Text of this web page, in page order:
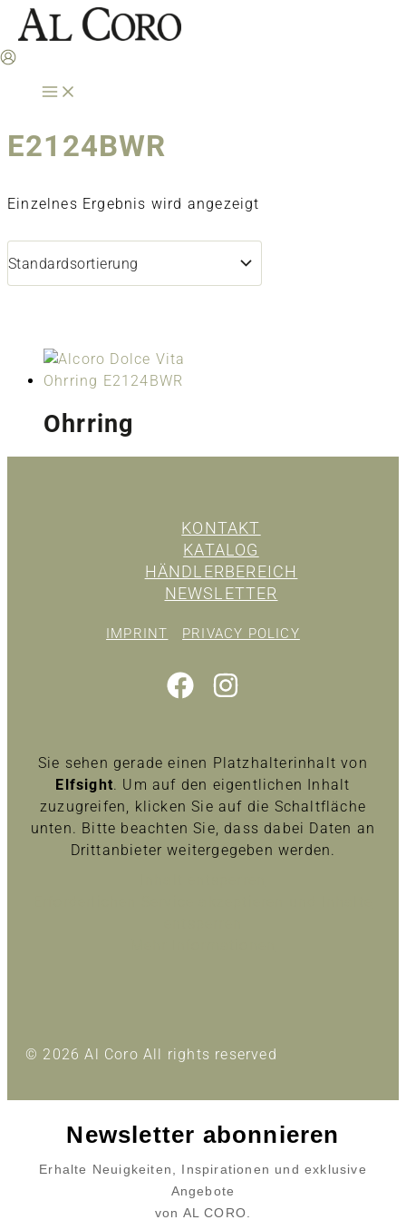
Zum
Inhalt
springen
E2124BWR
Einzelnes Ergebnis wird angezeigt
Ohrring
KONTAKT
KATALOG
HÄNDLERBEREICH
NEWSLETTER
IMPRINT PRIVACY POLICY
Sie sehen gerade einen Platzhalterinhalt von
Elfsight. Um auf den eigentlichen Inhalt
zuzugreifen, klicken Sie auf die Schaltfläche
unten. Bitte beachten Sie, dass dabei Daten an
Drittanbieter weitergegeben werden.
© 2026 Al Coro All rights reserved
Newsletter abonnieren
Erhalte Neuigkeiten, Inspirationen und exklusive
Angebote
von AL CORO.